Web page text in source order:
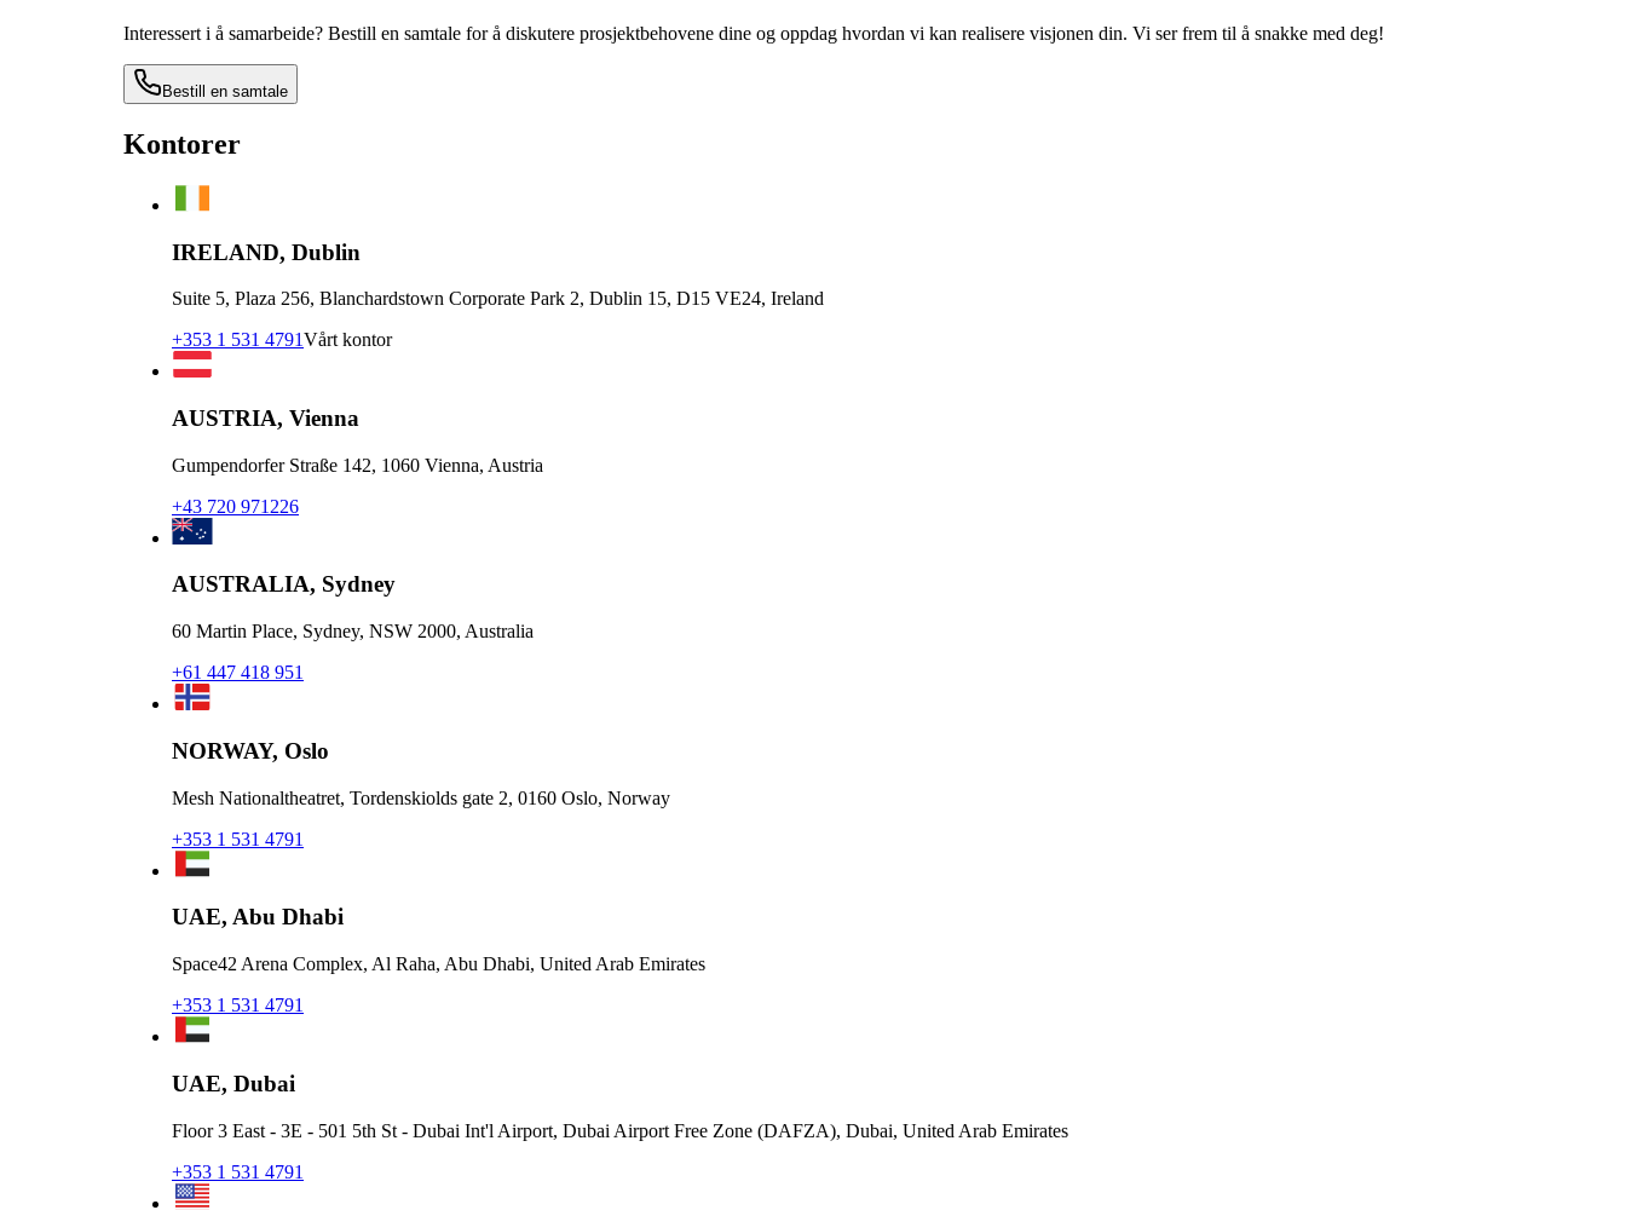
Interessert i å samarbeide? Bestill en samtale for å diskutere prosjektbehovene dine og oppdag hvordan vi kan realisere visjonen din. Vi ser frem til å snakke med deg!
Bestill en samtale
Kontorer
IRELAND, Dublin
Suite 5, Plaza 256, Blanchardstown Corporate Park 2, Dublin 15, D15 VE24, Ireland
+353 1 531 4791Vårt kontor
AUSTRIA, Vienna
Gumpendorfer Straße 142, 1060 Vienna, Austria
+43 720 971226
AUSTRALIA, Sydney
60 Martin Place, Sydney, NSW 2000, Australia
+61 447 418 951
NORWAY, Oslo
Mesh Nationaltheatret, Tordenskiolds gate 2, 0160 Oslo, Norway
+353 1 531 4791
UAE, Abu Dhabi
Space42 Arena Complex, Al Raha, Abu Dhabi, United Arab Emirates
+353 1 531 4791
UAE, Dubai
Floor 3 East - 3E - 501 5th St - Dubai Int'l Airport, Dubai Airport Free Zone (DAFZA), Dubai, United Arab Emirates
+353 1 531 4791